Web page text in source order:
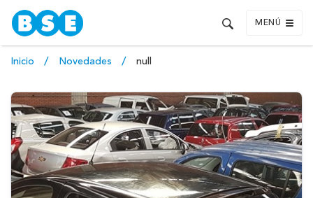
MENÚ
Inicio Novedades null